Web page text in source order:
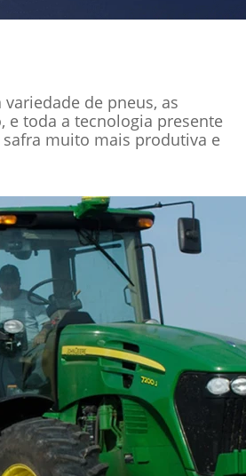
de pneus, as
e toda a tecnologia presente
muito mais produtiva e